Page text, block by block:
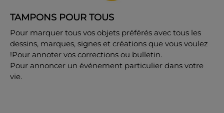
TAMPONS POUR TOUS
Pour marquer tous vos objets préférés avec tous les
dessins, marques, signes et créations que vous voulez
!Pour annoter vos corrections ou bulletin.
Pour annoncer un événement particulier dans votre
vie.